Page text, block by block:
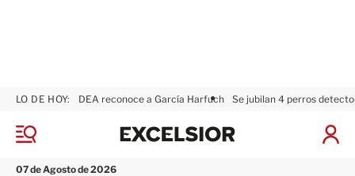
M
n
07 de Agosto de 2026
LO DE HOY: DEA reconoce a García Harfuch Se jubilan 4 perros
I
x